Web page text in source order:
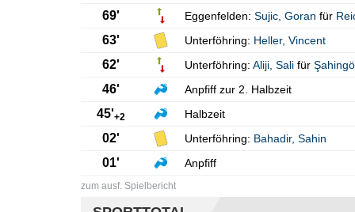
69' Eggenfelden: Sujic Goran für
63' Unterföhring: Heller, Vincent
62' Unterföhring: Aliji Sali für
46' Anpfiff zur 2. Halbzeit
45'+2 Halbzeit
02' Unterföhring: Bahadir, Sahin
01' Anpfiff
zum ausf. Spielbericht